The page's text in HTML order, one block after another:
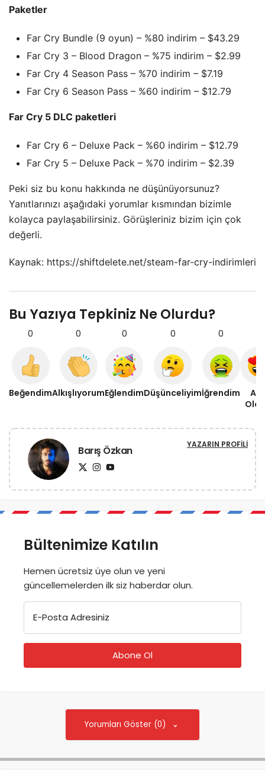
Paketler
Far Cry Bundle (9 oyun) – %80 indirim – $43.29
Far Cry 3 – Blood Dragon – %75 indirim – $2.99
Far Cry 4 Season Pass – %70 indirim – $7.19
Far Cry 6 Season Pass – %60 indirim – $12.79
Far Cry 5 DLC paketleri
Far Cry 6 – Deluxe Pack – %60 indirim – $12.79
Far Cry 5 – Deluxe Pack – %70 indirim – $2.39
Peki siz bu konu hakkında ne düşünüyorsunuz?
Yanıtlarınızı aşağıdaki yorumlar kısmından bizimle
kolayca paylaşabilirsiniz. Görüşleriniz bizim için çok
değerli.
Kaynak: https://shiftdelete.net/steam-far-cry-indirimleri
Bu Yazıya Tepkiniz Ne Olurdu?
0
Beğendim
0
Alkışlıyorum
0
Eğlendim
0
Düşünceliyim
0
İğrendim
Barış Özkan YAZARIN PROFILI
Bültenimize Katılın
Hemen ücretsiz üye olun ve yeni
güncellemelerden ilk siz haberdar olun.
E-Posta Adresiniz
Yorumları Göster (0)